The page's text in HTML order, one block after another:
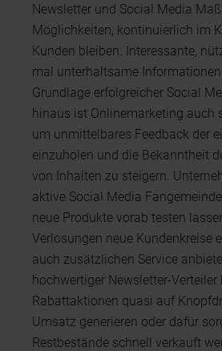
Newsletter und Social Media
Möglichkeiten, kontinuierlich im
Kunden bleiben. Interessante,
mal unterhaltsame
Grundlage erfolgreicher Social
hinaus ist Onlinemarketing auch
um unmittelbares Feedback der
einzuholen und die Bekanntheit
von Inhalten zu steigern.
aktive Social Media
neue Produkte vorab testen
Verlosungen neue Kundenkreise
auch zusätzlichen Service
hochwertiger Newsletter-Verteiler
Rabattaktionen quasi auf
Umsatz generieren oder dafür
Restbestände schnell verkauft